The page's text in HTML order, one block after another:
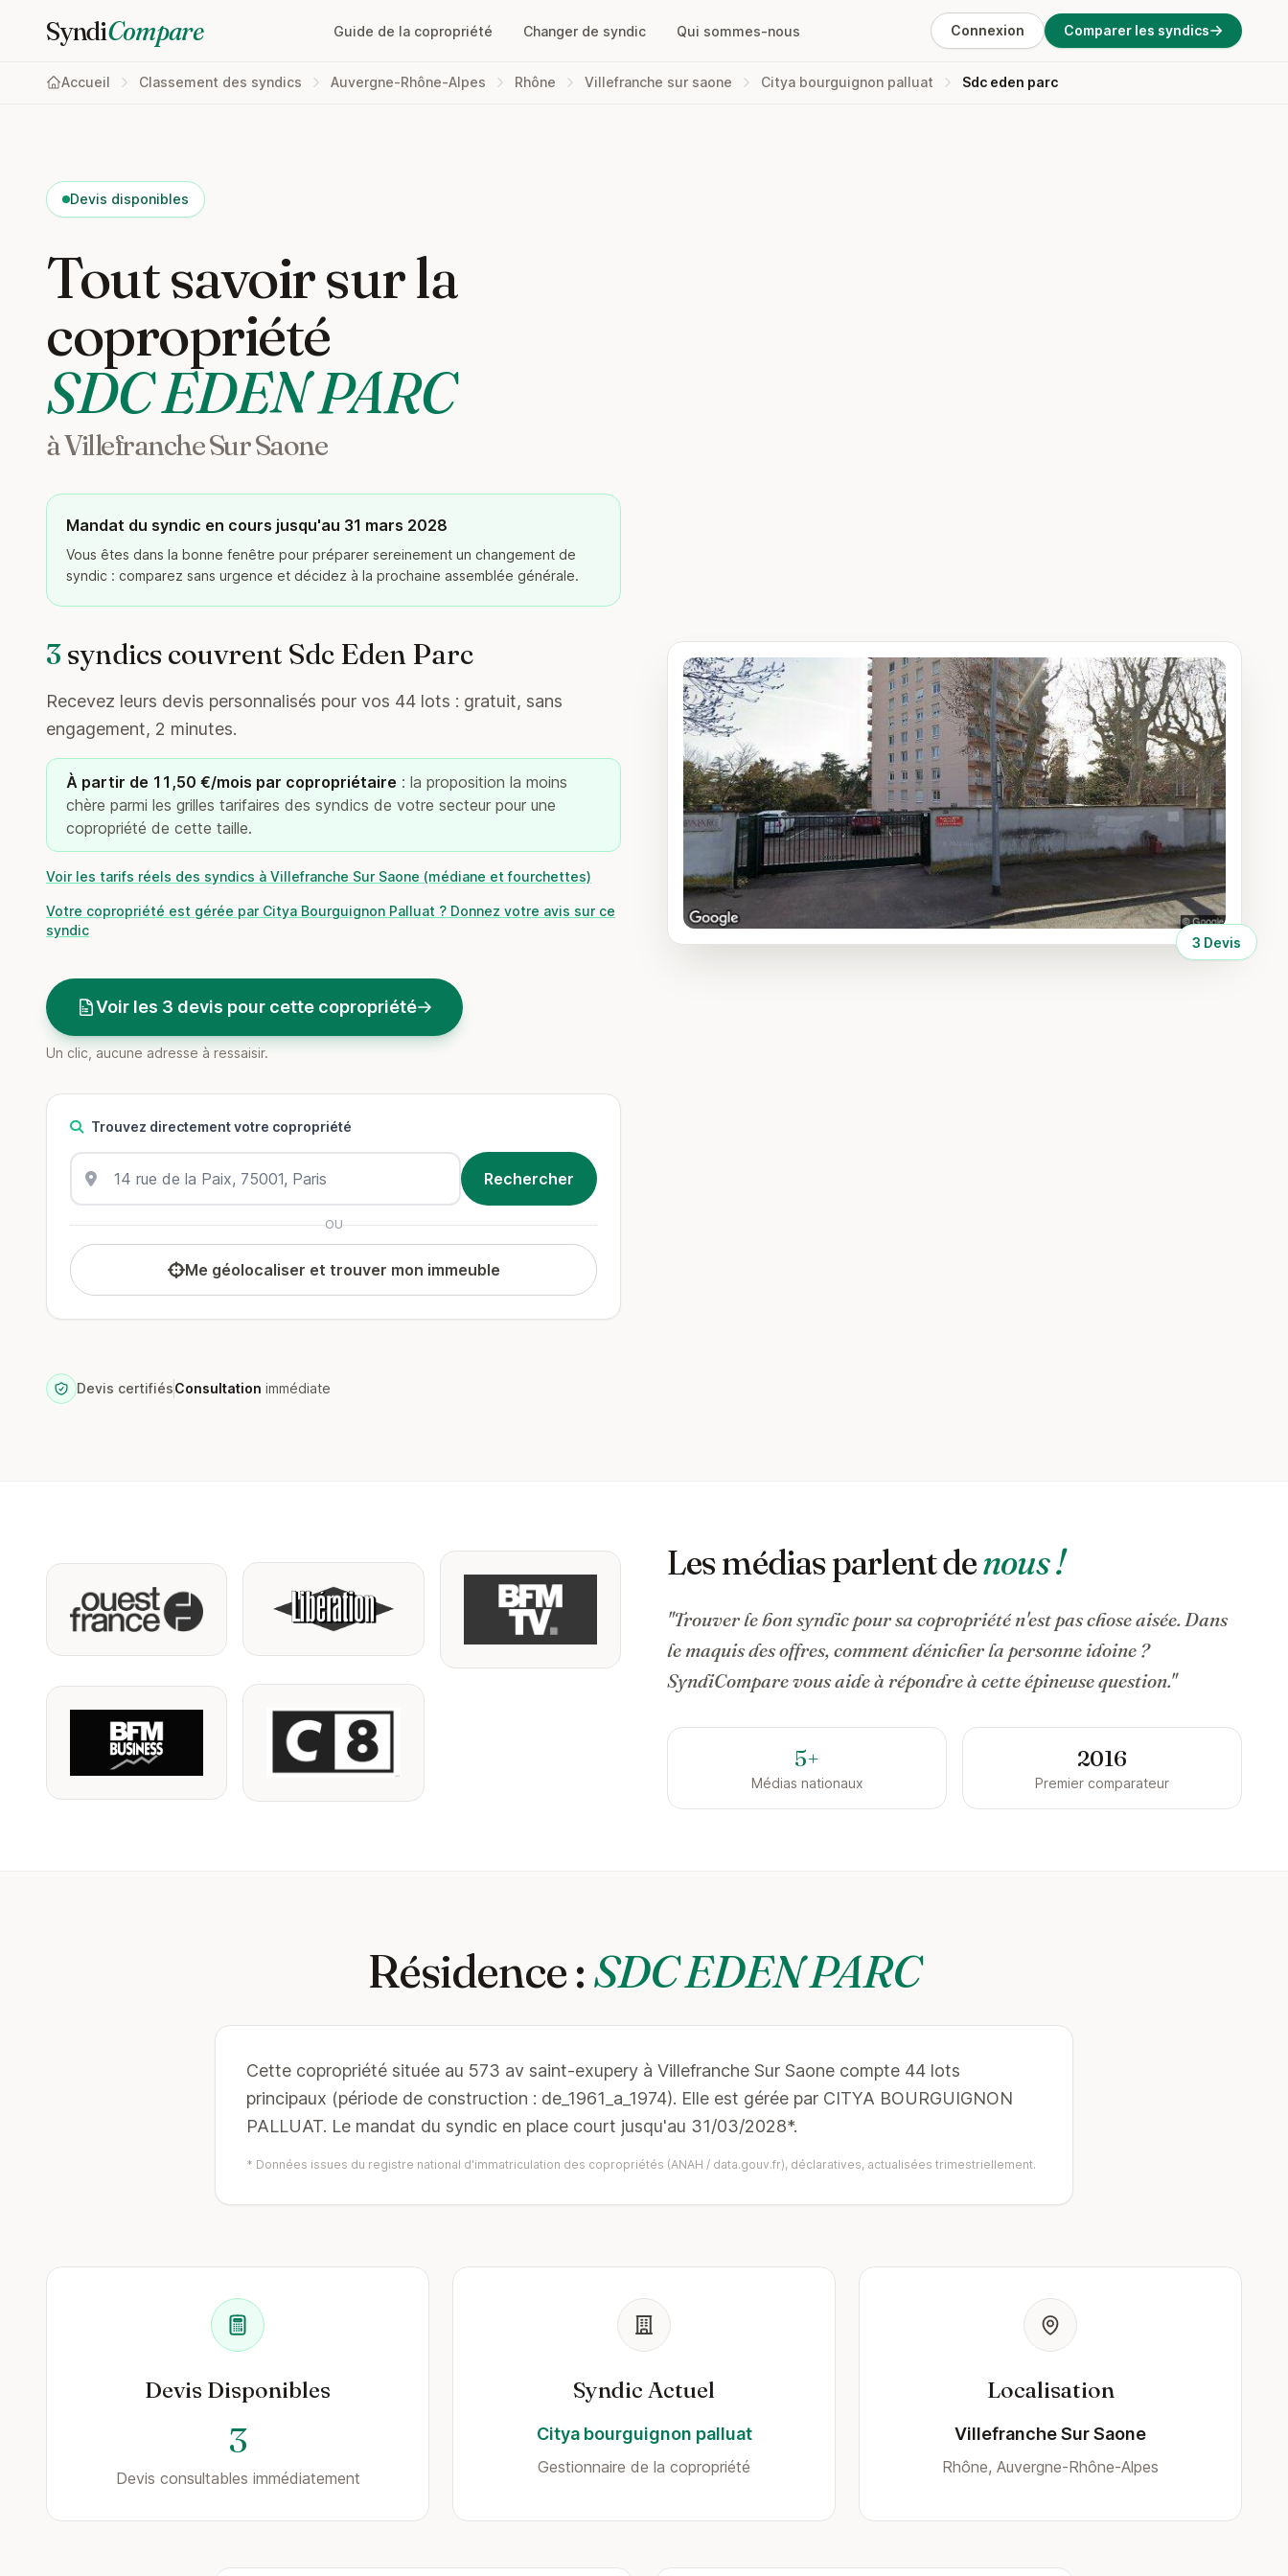
SyndiCompare Guide de la copropriété Changer de syndic Qui sommes-nous Connexion Comparer les syndics
Accueil Classement des syndics Auvergne-Rhône-Alpes Rhône Villefranche sur saone Citya bourguignon palluat Sdc eden parc
Devis disponibles
Tout savoir sur la
copropriété
SDC EDEN PARC
à Villefranche Sur Saone
Mandat du syndic en cours jusqu'au 31 mars 2028
Vous êtes dans la bonne fenêtre pour préparer sereinement un changement de
syndic : comparez sans urgence et décidez à la prochaine assemblée générale.
3syndics couvrent Sdc Eden Parc
Recevez leurs devis personnalisés pour vos 44 lots : gratuit, sans
engagement, 2 minutes.
À partir de 11,50 €/mois par copropriétaire : la proposition la moins
chère parmi les grilles tarifaires des syndics de votre secteur pour une
copropriété de cette taille.
Voir les tarifs réels des syndics à Villefranche Sur Saone (médiane et fourchettes)
Votre copropriété est gérée par Citya Bourguignon Palluat ? Donnez votre avis sur ce
syndic
Voir les 3 devis pour cette copropriété
Un clic, aucune adresse à ressaisir.
Trouvez directement votre copropriété
OU
Me géolocaliser et trouver mon immeuble
Devis certifiésConsultation immédiate
3 Devis
Les médias parlent denous !
"Trouver le bon syndic pour sa copropriété n'est pas chose aisée. Dans
le maquis des offres, comment dénicher la personne idoine ?
SyndiCompare vous aide à répondre à cette épineuse question."
5+
Médias nationaux
2016
Premier comparateur
Résidence :SDC EDEN PARC
Cette copropriété située au 573 av saint-exupery à Villefranche Sur Saone compte 44 lots
principaux (période de construction : de_1961_a_1974). Elle est gérée par CITYA BOURGUIGNON
PALLUAT. Le mandat du syndic en place court jusqu'au 31/03/2028*.
* Données issues du registre national d'immatriculation des copropriétés (ANAH / data.gouv.fr), déclaratives, actualisées trimestriellement.
Devis Disponibles
3
Devis consultables immédiatement
Syndic Actuel
Citya bourguignon palluat
Gestionnaire de la copropriété
Localisation
Villefranche Sur Saone
Rhône, Auvergne-Rhône-Alpes